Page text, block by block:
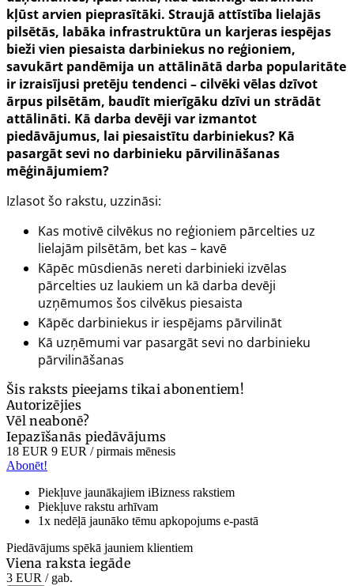
kļūst arvien pieprasītāki. Straujā attīstība lielajās
pilsētās, labāka infrastruktūra un karjeras iespējas
bieži vien piesaista darbiniekus no reģioniem,
savukārt pandēmija un attālinātā darba popularitāte
ir izraisījusi pretēju tendenci – cilvēki vēlas dzīvot
ārpus pilsētām, baudīt mierīgāku dzīvi un strādāt
attālināti. Kā darba devēji var izmantot
piedāvājumus, lai piesaistītu darbiniekus? Kā
pasargāt sevi no darbinieku pārvilināšanas
mēģinājumiem?
Izlasot šo rakstu, uzzināsi:
Kas motivē cilvēkus no reģioniem pārcelties uz
lielajām pilsētām, bet kas – kavē
Kāpēc mūsdienās nereti darbinieki izvēlas
pārcelties uz laukiem un kā darba devēji
uzņēmumos šos cilvēkus piesaista
Kāpēc darbiniekus ir iespējams pārvilināt
Kā uzņēmumi var pasargāt sevi no darbinieku
pārvilināšanas
Šis raksts pieejams tikai abonentiem!
Autorizējies
Vēl neabonē?
Iepazīšanās piedāvājums
18 EUR 9 EUR / pirmais mēnesis
Abonēt!
Piekļuve jaunākajiem iBizness rakstiem
Piekļuve rakstu arhīvam
1x nedēļā jaunāko tēmu apkopojums e-pastā
Piedāvājums spēkā jauniem klientiem
Viena raksta iegāde
3 EUR / gab.